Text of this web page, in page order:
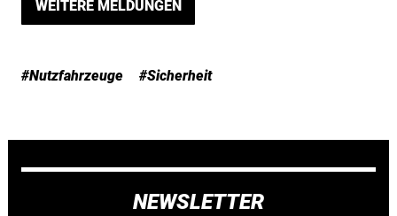
WEITERE MELDUNGEN
#Nutzfahrzeuge #Sicherheit
NEWSLETTER